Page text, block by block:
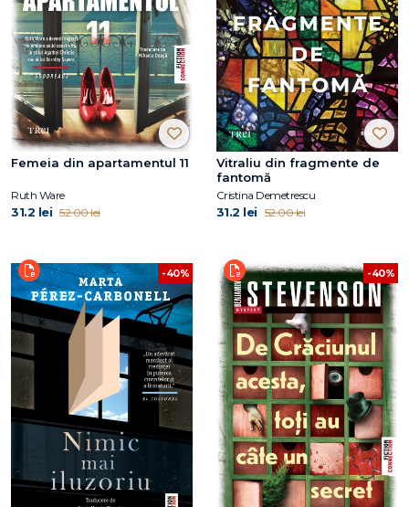
Femeia din apartamentul 11
Ruth Ware
31.2 lei 52.00 lei
Vitraliu din fragmente de
fantomă
Cristina Demetrescu
31.2 lei 52.00 lei
-40% -40%